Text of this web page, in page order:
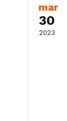
mar
30
2023